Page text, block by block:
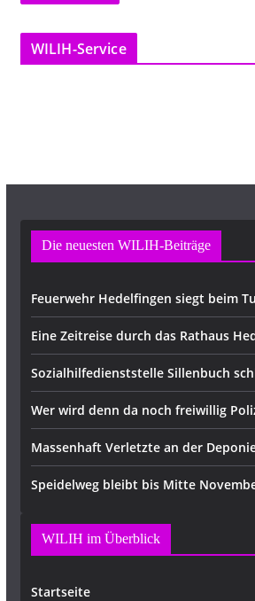
l
-
e
WILIH-Service
Die neuesten WILIH-Beiträge
Feuerwehr Hedelfingen siegt beim
Eine Zeitreise durch das Rathaus
Sozialhilfedienststelle Sillenbuch
Wer wird denn da noch freiwillig
Massenhaft Verletzte an der
Speidelweg bleibt bis Mitte
WILIH im Überblick
Startseite